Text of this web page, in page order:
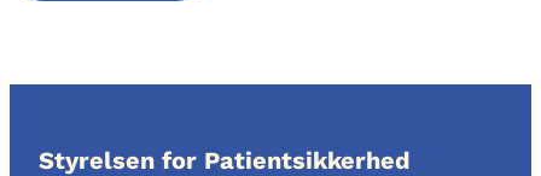
Styrelsen for Patientsikkerhed